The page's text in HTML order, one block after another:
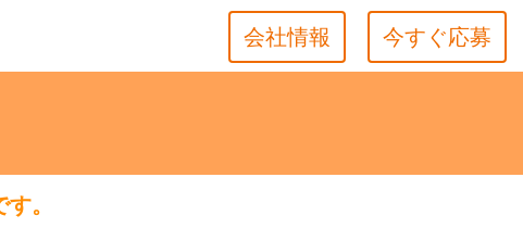
今すぐ応募
会社情報
。